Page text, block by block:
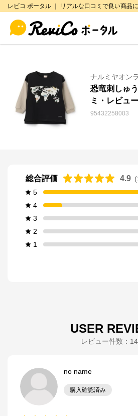
レビコ ポータル ｜ リアルな口コミで良い商品
ナルミヤオン
恐竜刺しゅ
ミ・レビュー
95432258003
総合評価 4.9 (
5
4
3
2
1
USER
レビュー件数： 14
no name
購入確認済み